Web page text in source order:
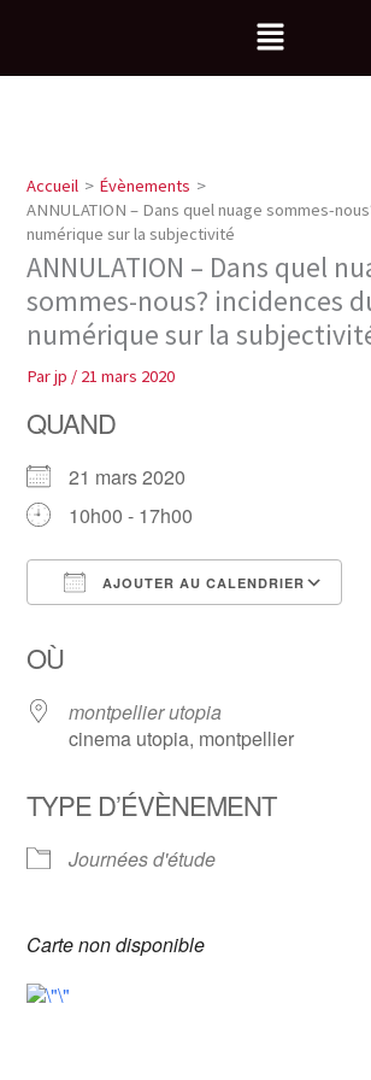
contenu
Menu
Accueil
Évènements
ANNULATION – Dans quel nuage sommes-
numérique sur la subjectivité
ANNULATION – Dans quel
sommes-nous? incidences
numérique sur la
Parjp / 21 mars 2020
QUAND
21 mars 2020
10h00 - 17h00
AJOUTER AU CALENDRIER
OÙ
montpellier utopia
cinema utopia, montpellier
TYPE D’ÉVÈNEMENT
Journées d'étude
Carte non disponible